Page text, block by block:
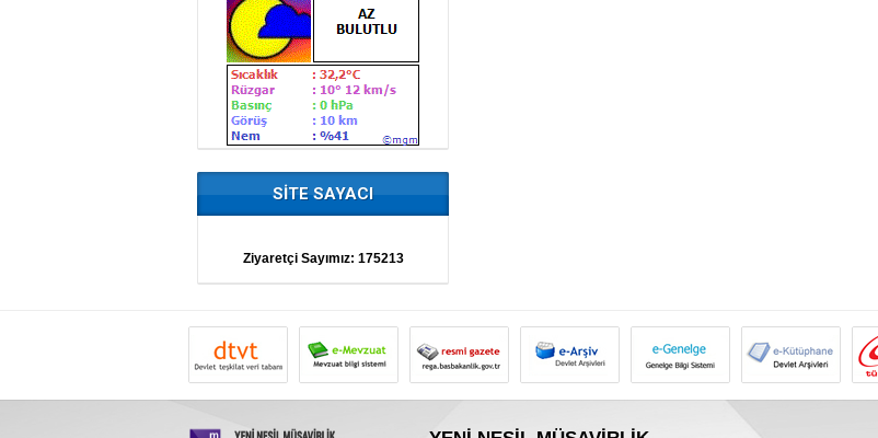
SİTE SAYACI
Ziyaretçi Sayımız: 175213